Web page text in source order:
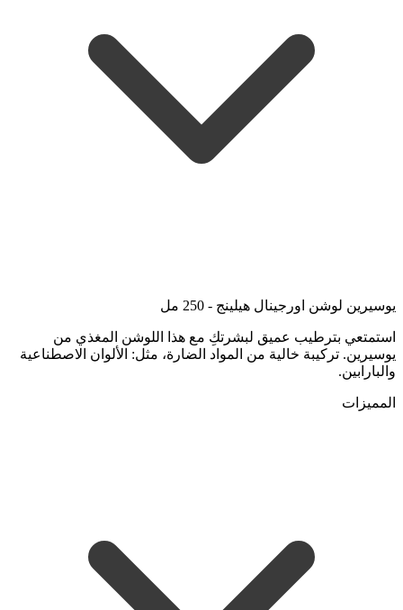
يوسيرين لوشن اورجينال هيلينج - 250 مل
استمتعي بترطيب عميق لبشرتكِ مع هذا اللوشن المغذي من
يوسيرين. تركيبة خالية من المواد الضارة، مثل: الألوان الاصطناعية
والبارابين.
المميزات